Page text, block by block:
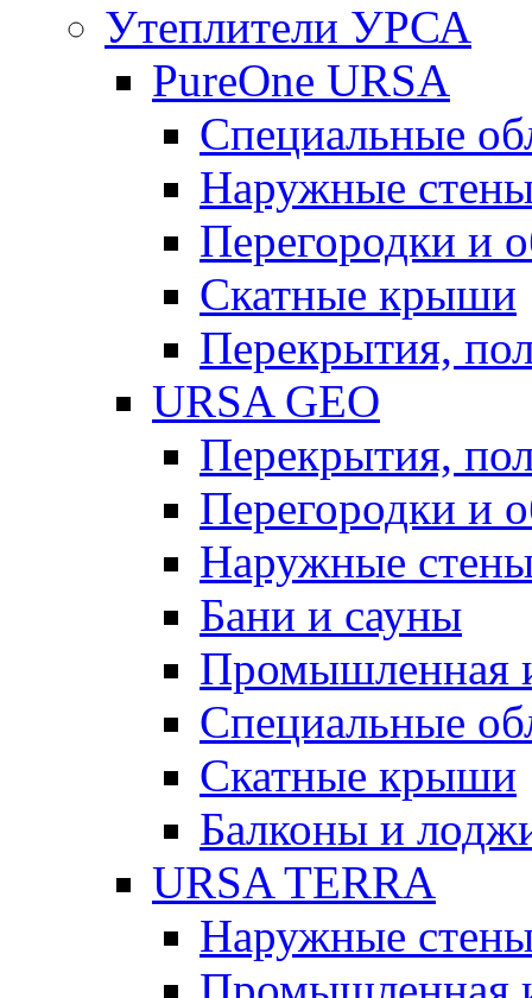
Утеплители УРСА
PureOne URSA
Специальные
Наружные
Перегородки и
Скатные крыши
Перекрытия,
URSA GEO
Перекрытия,
Перегородки и
Наружные
Бани и сауны
Промышленная
Специальные
Скатные крыши
Балконы и
URSA TERRA
Наружные